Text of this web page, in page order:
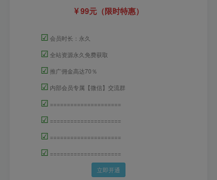
99元（限时特惠）
☑ 会员时长：永久
☑ 全站资源永久免费获取
☑ 推广佣金高达70％
☑ 内部会员专属【微信】交流群
☑ =====================
☑ =====================
☑ =====================
☑ =====================
立即开通